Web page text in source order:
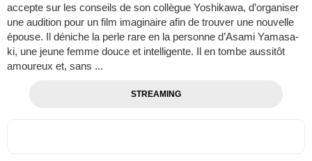
accepte sur les conseils de son collègue Yoshikawa, d’organiser
une audition pour un film imaginaire afin de trouver une nouvelle
épouse. Il déniche la perle rare en la personne d’Asami Yamasa­
ki, une jeune femme douce et intelligente. Il en tombe aussitôt
amoureux et, sans ...
STREAMING